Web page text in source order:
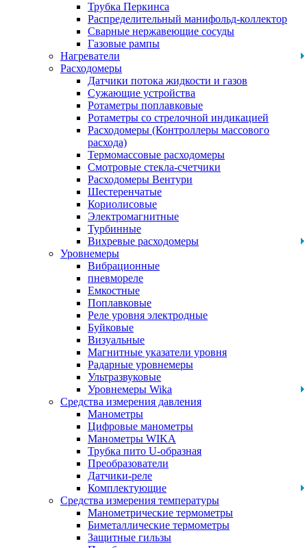
Трубка Перкинса
Распределительный манифольд-коллектор
Сварные нержавеющие сосуды
Газовые рампы
Нагреватели
Расходомеры
Датчики потока жидкости и газов
Сужающие устройства
Ротаметры поплавковые
Ротаметры со стрелочной индикацией
Расходомеры (Контроллеры массового
расхода)
Термомассовые расходомеры
Смотровые стекла-счетчики
Расходомеры Вентури
Шестеренчатые
Кориолисовые
Электромагнитные
Турбинные
Вихревые расходомеры
Уровнемеры
Вибрационные
пневмореле
Емкостные
Поплавковые
Реле уровня электродные
Буйковые
Визуальные
Магнитные указатели уровня
Радарные уровнемеры
Ультразвуковые
Уровнемеры Wika
Средства измерения давления
Манометры
Цифровые манометры
Манометры WIKA
Трубка пито U-образная
Преобразователи
Датчики-реле
Комплектующие
Средства измерения температуры
Манометрические термометры
Биметаллические термометры
Защитные гильзы